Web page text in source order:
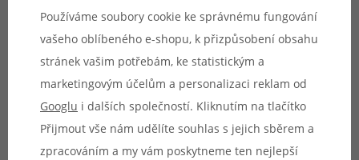
Ursa Nano 2 S si dokáže poradit s vysokým výstupním
výkonem až 30 W. Výkon je nastavován zcela automaticky.
Díky inteligentní detekci odporu postačí připojit k tělu
cartridge a potřebný výkon se nastaví podle odporu
připojené cartridge. Nemusíte se tak starat o jakékoliv
složité nastavení a můžete si jen pohodlně vychutnávat
svůj oblíbený e-liquid.
Používáme soubory cookie ke správnému fungování
vašeho oblíbeného e-shopu, k přizpůsobení obsahu
stránek vašim potřebám, ke statistickým a
marketingovým účelům a personalizaci reklam od
Googlu i dalších společností. Kliknutím na tlačítko
Přijmout vše nám udělíte souhlas s jejich sběrem a
zpracováním a my vám poskytneme ten nejlepší